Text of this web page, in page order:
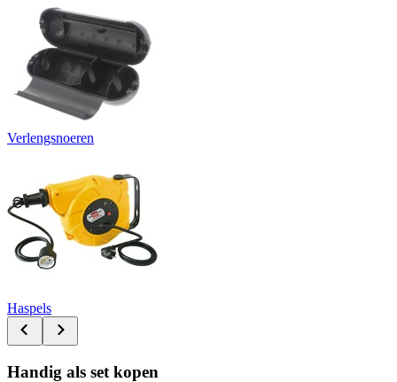
Verlengsnoeren
Haspels
Handig als set kopen